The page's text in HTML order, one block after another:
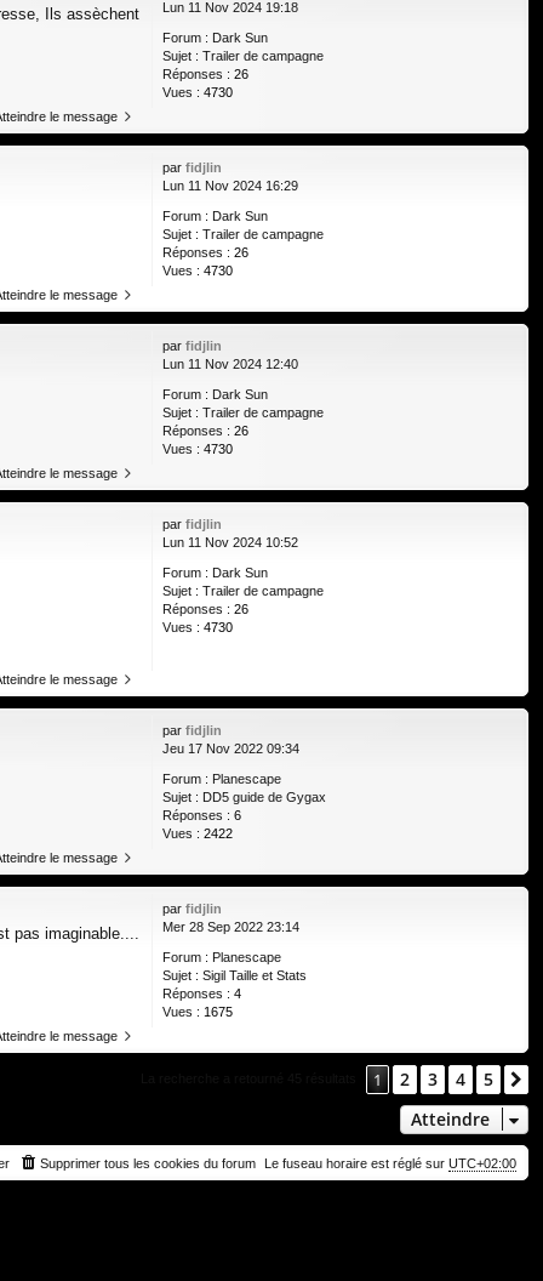
Lun 11 Nov 2024 19:18
Forum : Dark Sun
Sujet : Trailer de campagne
Réponses : 26
Vues : 4730
Ils assèchent
le message
par fidjlin
Lun 11 Nov 2024 16:29
Forum : Dark Sun
Sujet : Trailer de campagne
Réponses : 26
Vues : 4730
le message
par fidjlin
Lun 11 Nov 2024 12:40
Forum : Dark Sun
Sujet : Trailer de campagne
Réponses : 26
Vues : 4730
le message
par fidjlin
Lun 11 Nov 2024 10:52
Forum : Dark Sun
Sujet : Trailer de campagne
Réponses : 26
Vues : 4730
le message
par fidjlin
Jeu 17 Nov 2022 09:34
Forum : Planescape
Sujet : DD5 guide de Gygax
Réponses : 6
Vues : 2422
le message
par fidjlin
Mer 28 Sep 2022 23:14
Forum : Planescape
Sujet : Sigil Taille et Stats
Réponses : 4
Vues : 1675
pas imaginable....
le message
1 2 3 4 5
Atteindre
Le fuseau horaire est réglé sur UTC+02:00
Supprimer tous les cookies du forum